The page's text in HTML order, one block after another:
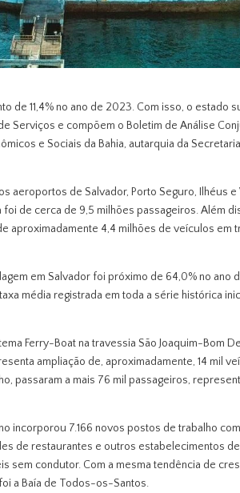
de 11,4% no ano de 2023. Com isso, o estado
Serviços e compõem o Boletim de Análise
e Sociais da Bahia, autarquia da
aeroportos de Salvador, Porto Seguro, Ilhéus
foi de cerca de 9,5 milhões passageiros. Além
aproximadamente 4,4 milhões de veículos em
em Salvador foi próximo de 64,0% no ano
média registrada em toda a série histórica
Ferry-Boat na travessia São Joaquim-Bom
ampliação de, aproximadamente, 14 mil
passaram a mais 76 mil passageiros,
incorporou 7.166 novos postos de trabalho
de restaurantes e outros estabelecimentos
sem condutor. Com a mesma tendência de
a Baía de Todos-os-Santos.